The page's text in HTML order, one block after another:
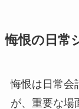
悔恨の日常
悔恨は日常会
が、重要な場